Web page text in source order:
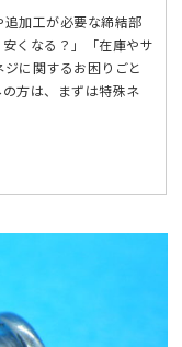
追加工が必要な締結部
くなる？」「在庫やサ
に関するお困りごと
方は、まずは特殊ネ